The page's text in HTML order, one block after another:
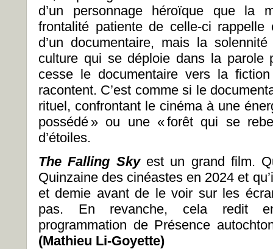
d’un personnage héroïque que la
frontalité patiente de celle-ci rappelle
d’un documentaire, mais la
culture qui se déploie dans la parole
cesse le documentaire vers la
racontent. C’est comme si le
rituel, confrontant le cinéma à une
possédé » ou une « forêt qui se
d’étoiles.
The Falling Sky est un grand film.
Quinzaine des cinéastes en 2024 et
et demie avant de le voir sur les
pas. En revanche, cela redit
programmation de Présence
(Mathieu Li-Goyette)